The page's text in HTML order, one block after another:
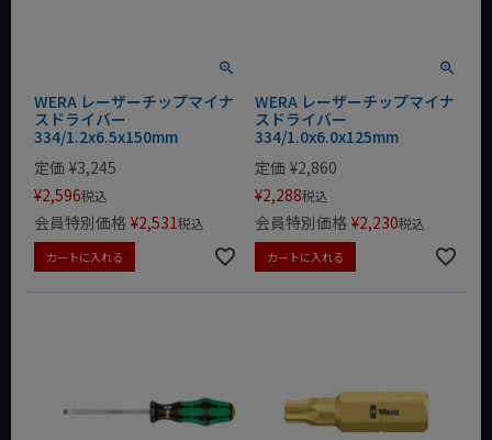
WERA レーザーチップマイナ
スドライバー
334/1.2x6.5x150mm
定価 ¥3,245
¥2,596税込
会員特別価格 ¥2,531税込
カートに入れる
WERA レーザーチップマイナ
スドライバー
334/1.0x6.0x125mm
定価 ¥2,860
¥2,288税込
会員特別価格 ¥2,230税込
カートに入れる